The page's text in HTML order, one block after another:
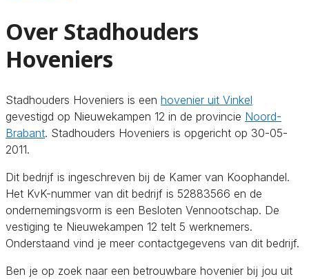
Over Stadhouders
Hoveniers
Stadhouders Hoveniers is een hovenier uit Vinkel
gevestigd op Nieuwekampen 12 in de provincie Noord-
Brabant. Stadhouders Hoveniers is opgericht op 30-05-
2011.
Dit bedrijf is ingeschreven bij de Kamer van Koophandel.
Het KvK-nummer van dit bedrijf is 52883566 en de
ondernemingsvorm is een Besloten Vennootschap. De
vestiging te Nieuwekampen 12 telt 5 werknemers.
Onderstaand vind je meer contactgegevens van dit bedrijf.
Ben je op zoek naar een betrouwbare hovenier bij jou uit